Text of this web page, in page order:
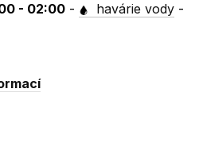
- 02:00 - havárie vody -